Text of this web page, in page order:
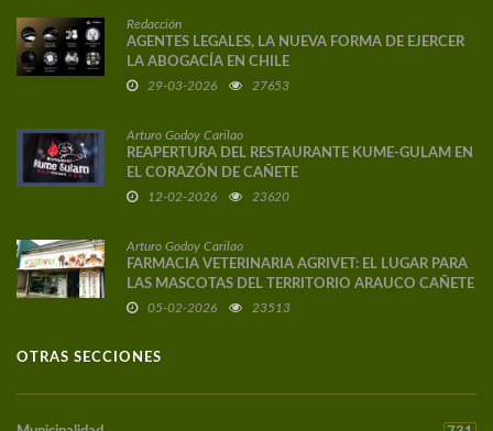
Redacción
AGENTES LEGALES, LA NUEVA FORMA DE EJERCER
LA ABOGACÍA EN CHILE
29-03-2026 27653
Arturo Godoy Carilao
REAPERTURA DEL RESTAURANTE KUME-GULAM EN
EL CORAZÓN DE CAÑETE
12-02-2026 23620
Arturo Godoy Carilao
FARMACIA VETERINARIA AGRIVET: EL LUGAR PARA
LAS MASCOTAS DEL TERRITORIO ARAUCO CAÑETE
05-02-2026 23513
OTRAS SECCIONES